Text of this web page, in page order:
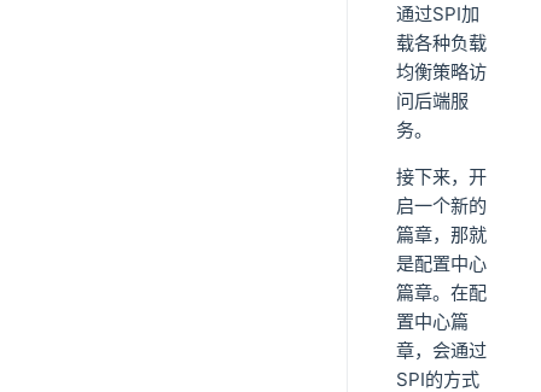
通过SPI加
载各种负载
均衡策略访
问后端服
务。
接下来，开
启一个新的
篇章，那就
是配置中心
篇章。在配
置中心篇
章，会通过
SPI的方式